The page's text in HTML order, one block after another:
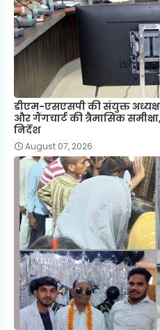
डीएम-एसएसपी की संयुक्त
और गैंगचार्ट की त्रैमासिक
निर्देश
August 07, 2026